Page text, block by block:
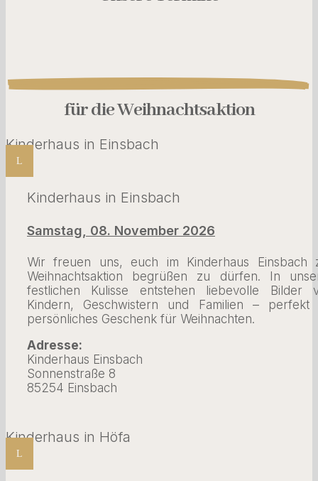
für die Weihnachtsaktion
Kinderhaus in Einsbach
L
Kinderhaus in Einsbach
Samstag, 08. November 2026
Wir freuen uns, euch im Kinderhaus Einsbach
Weihnachtsaktion begrüßen zu dürfen. In
festlichen Kulisse entstehen liebevolle Bilder
Kindern, Geschwistern und Familien – perfekt
persönliches Geschenk für Weihnachten.
Adresse:
Kinderhaus Einsbach
Sonnenstraße 8
85254 Einsbach
Kinderhaus in Höfa
L